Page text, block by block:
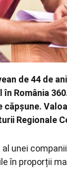
de 44 de
România
căpșune.
Regionale
al unei
în proporții